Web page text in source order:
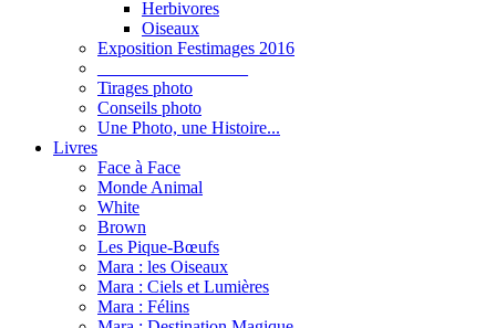
Herbivores
Oiseaux
Exposition Festimages 2016
Tirages photo
Conseils photo
Une Photo, une Histoire...
Livres
Face à Face
Monde Animal
White
Brown
Les Pique-Bœufs
Mara : les Oiseaux
Mara : Ciels et Lumières
Mara : Félins